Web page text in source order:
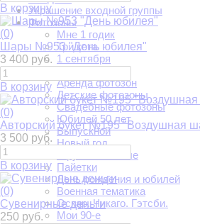
Украшение входной группы
Фотозоны
Мне 1 годик
Три кота
1 сентября
На годик
Аренда фотозон
Детские фотозоны
Свадебные фотозоны
Юбилей 50 лет
Выпускной
Новый год
В русском стиле
Пайетки
День рождения и юбилей
Военная тематика
Оскар. Чикаго. Гэтсби.
Мои 90-е
В корзину
(0)
Шары №953 "День юбилея"
3 400 руб.
В корзину
(0)
Авторский букет №195 "Воздушная
3 500 руб.
В корзину
(0)
Сувенирные деньги
250 руб.